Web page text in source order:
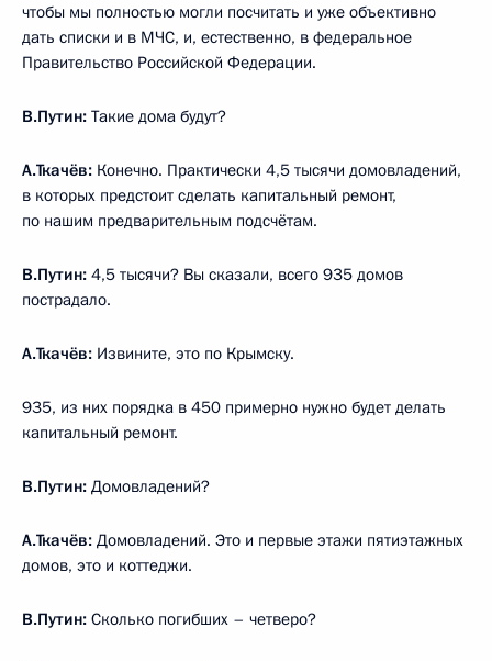
чтобы мы полностью могли посчитать и уже объективно
дать списки и в МЧС, и, естественно, в федеральное
Правительство Российской Федерации.
В.Путин: Такие дома будут?
А.Ткачёв: Конечно. Практически 4,5 тысячи домовладений,
в которых предстоит сделать капитальный ремонт,
по нашим предварительным подсчётам.
В.Путин: 4,5 тысячи? Вы сказали, всего 935 домов
пострадало.
А.Ткачёв: Извините, это по Крымску.
935, из них порядка в 450 примерно нужно будет делать
капитальный ремонт.
В.Путин: Домовладений?
А.Ткачёв: Домовладений. Это и первые этажи пятиэтажных
домов, это и коттеджи.
В.Путин: Сколько погибших – четверо?